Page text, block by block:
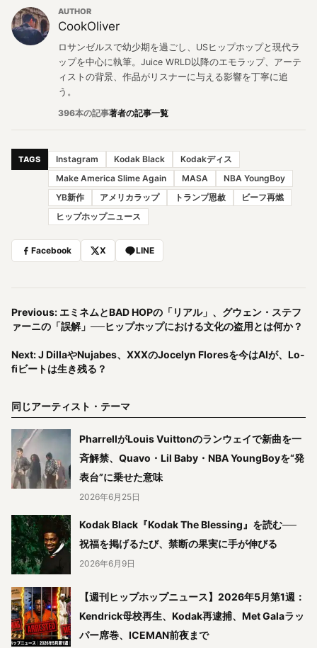
AUTHOR
CookOliver
ロサンゼルスで幼少期を過ごし、USヒップホップと現代ラ
ップを中心に執筆。Juice WRLD以降のエモラップ、アーテ
ィストの背景、作品がリスナーに与える影響を丁寧に追
う。
396本の記事著者の記事一覧
TAGS Instagram Kodak Black
Kodakディス
Make America Slime Again
MASA
NBA YoungBoy
YB新作
アメリカラップ トランプ恩赦
ビーフ再燃
ヒップホップニュース
Facebook X LINE
Previous: エミネムとBAD HOPの「リアル」、グウェン・ステフ
ァーニの「誤解」──ヒップホップにおける文化の盗用とは何か？
Next: J DillaやNujabes、XXXのJocelyn Floresを今はAIが、Lo-
fiビートは生き残る？
同じアーティスト・テーマ
PharrellがLouis Vuittonのランウェイで新曲を一
斉解禁、Quavo・Lil Baby・NBA YoungBoyを“発
表台”に乗せた意味
2026年6月25日
Kodak Black『Kodak The Blessing』を読む──
祝福を掲げるたび、禁断の果実に手が伸びる
2026年6月9日
【週刊ヒップホップニュース】2026年5月第1週：
Kendrick母校再生、Kodak再逮捕、Met Galaラッ
パー席巻、ICEMAN前夜まで